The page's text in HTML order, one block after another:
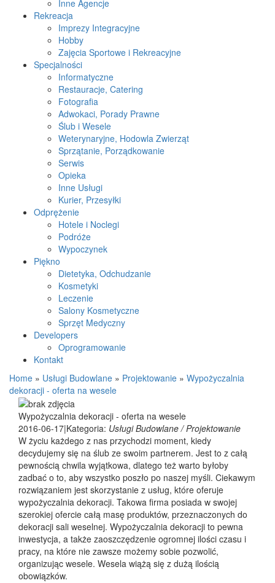
Inne Agencje
Rekreacja
Imprezy Integracyjne
Hobby
Zajęcia Sportowe i Rekreacyjne
Specjalności
Informatyczne
Restauracje, Catering
Fotografia
Adwokaci, Porady Prawne
Ślub i Wesele
Weterynaryjne, Hodowla Zwierząt
Sprzątanie, Porządkowanie
Serwis
Opieka
Inne Usługi
Kurier, Przesyłki
Odprężenie
Hotele i Noclegi
Podróże
Wypoczynek
Piękno
Dietetyka, Odchudzanie
Kosmetyki
Leczenie
Salony Kosmetyczne
Sprzęt Medyczny
Developers
Oprogramowanie
Kontakt
Home » Usługi Budowlane » Projektowanie » Wypożyczalnia
dekoracji - oferta na wesele
Wypożyczalnia dekoracji - oferta na wesele
2016-06-17|Kategoria: Usługi Budowlane / Projektowanie
W życiu każdego z nas przychodzi moment, kiedy
decydujemy się na ślub ze swoim partnerem. Jest to z całą
pewnością chwila wyjątkowa, dlatego też warto byłoby
zadbać o to, aby wszystko poszło po naszej myśli. Ciekawym
rozwiązaniem jest skorzystanie z usług, które oferuje
wypożyczalnia dekoracji. Takowa firma posiada w swojej
szerokiej ofercie całą masę produktów, przeznaczonych do
dekoracji sali weselnej. Wypożyczalnia dekoracji to pewna
inwestycja, a także zaoszczędzenie ogromnej ilości czasu i
pracy, na które nie zawsze możemy sobie pozwolić,
organizując wesele. Wesela wiążą się z dużą ilością
obowiązków.